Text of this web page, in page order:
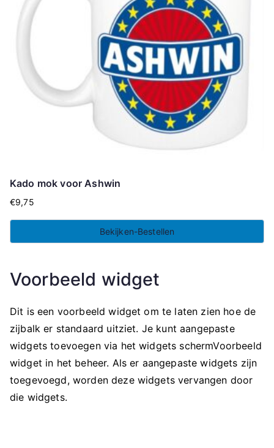
Kado mok voor Ashwin
€9,75
Bekijken-Bestellen
Voorbeeld widget
Dit is een voorbeeld widget om te laten zien hoe de
zijbalk er standaard uitziet. Je kunt aangepaste
widgets toevoegen via het widgets schermVoorbeeld
widget in het beheer. Als er aangepaste widgets zijn
toegevoegd, worden deze widgets vervangen door
die widgets.